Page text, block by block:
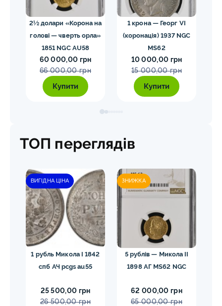
2½ долари «Корона на
голові — чверть орла»
1851 NGC AU58
60 000,00 грн
66 000,00 грн
Купити
1 крона — Георг VI
(коронація) 1937 NGC
MS62
10 000,00 грн
15 000,00 грн
Купити
ТОП переглядів
ВИГІДНА ЦІНА
1 рубль Микола I 1842
спб АЧ pcgs au55
25 500,00 грн
26 500,00 грн
ЗНИЖКА
5 рублів — Микола II
1898 АГ MS62 NGC
62 000,00 грн
65 000,00 грн